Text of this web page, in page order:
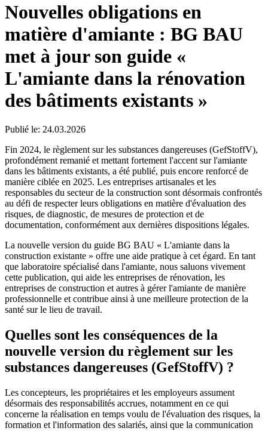
Nouvelles obligations en
matière d'amiante : BG BAU
met à jour son guide «
L'amiante dans la rénovation
des bâtiments existants »
Publié le: 24.03.2026
Fin 2024, le règlement sur les substances dangereuses (GefStoffV),
profondément remanié et mettant fortement l'accent sur l'amiante
dans les bâtiments existants, a été publié, puis encore renforcé de
manière ciblée en 2025. Les entreprises artisanales et les
responsables du secteur de la construction sont désormais confrontés
au défi de respecter leurs obligations en matière d'évaluation des
risques, de diagnostic, de mesures de protection et de
documentation, conformément aux dernières dispositions légales.
La nouvelle version du guide BG BAU « L'amiante dans la
construction existante » offre une aide pratique à cet égard. En tant
que laboratoire spécialisé dans l'amiante, nous saluons vivement
cette publication, qui aide les entreprises de rénovation, les
entreprises de construction et autres à gérer l'amiante de manière
professionnelle et contribue ainsi à une meilleure protection de la
santé sur le lieu de travail.
Quelles sont les conséquences de la
nouvelle version du règlement sur les
substances dangereuses (GefStoffV) ?
Les concepteurs, les propriétaires et les employeurs assument
désormais des responsabilités accrues, notamment en ce qui
concerne la réalisation en temps voulu de l'évaluation des risques, la
formation et l'information des salariés, ainsi que la communication